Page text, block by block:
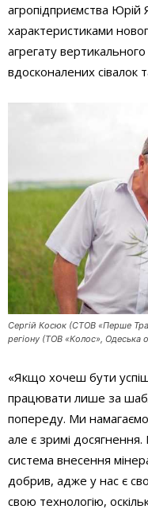
агропідприємства
характеристиками
агрегату
вдосконалених сівалок
Сергій Косюк (СТОВ «Перше
регіону (ТОВ «Колос», Одеська
«Якщо хочеш бути
працювати лише за
попереду. Ми
але є зримі
система внесення
добрив, адже у нас є
свою технологію,